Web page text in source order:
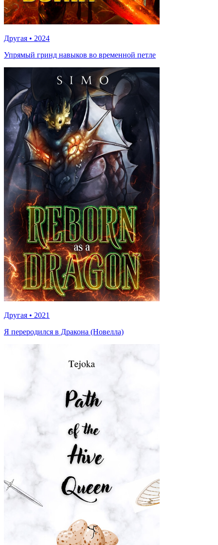
Другая • 2024
Упрямый гринд навыков во временной петле
Другая • 2021
Я переродился в Дракона (Новелла)